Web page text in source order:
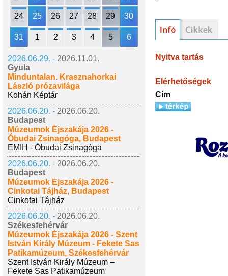
24 25 26 27 28 29 30
31 1 2 3 4 5 6
2026.06.29. - 2026.11.01.
Gyula
Minduntalan. Krasznahorkai
László prózavilága
Kohán Képtár
2026.06.20. - 2026.06.20.
Budapest
Múzeumok Éjszakája 2026 -
Óbudai Zsinagóga, Budapest
EMIH - Óbudai Zsinagóga
2026.06.20. - 2026.06.20.
Budapest
Múzeumok Éjszakája 2026 -
Cinkotai Tájház, Budapest
Cinkotai Tájház
2026.06.20. - 2026.06.20.
Székesfehérvár
Múzeumok Éjszakája 2026 - Szent
István Király Múzeum - Fekete Sas
Patikamúzeum, Székesfehérvár
Szent István Király Múzeum –
Fekete Sas Patikamúzeum
Nyitva tartás
Elérhetőségek
Cím